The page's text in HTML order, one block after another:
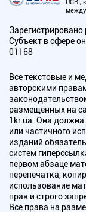
UCBI,
Субъект в сфере
01168
Все текстовые и
авторскими
размещенных на
1kr.ua. Она
или частичного
изданий
систем
первом абзаце
перепечатка,
использование
прав и строго
Все права на